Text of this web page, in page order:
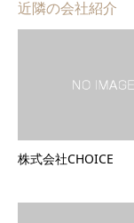
近隣の会社紹介
株式会社CHOICE